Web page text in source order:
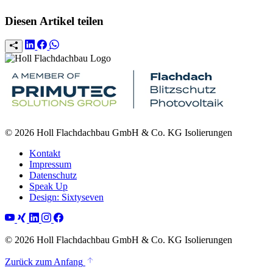
Diesen Artikel teilen
© 2026 Holl Flachdachbau GmbH & Co. KG Isolierungen
Kontakt
Impressum
Datenschutz
Speak Up
Design: Sixtyseven
© 2026 Holl Flachdachbau GmbH & Co. KG Isolierungen
Zurück zum Anfang